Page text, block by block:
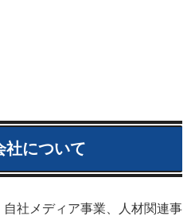
社について
社メディア事業、人材関連事